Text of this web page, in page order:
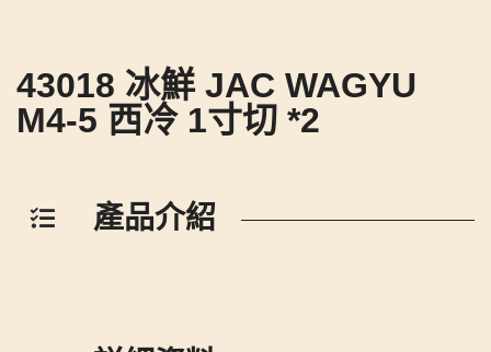
43018 冰鮮 JAC WAGYU
M4-5 西冷 1寸切 *2
產品介紹